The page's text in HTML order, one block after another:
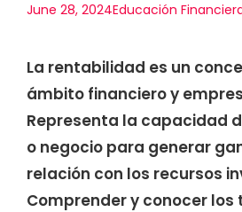
June 28, 2024Educación
La rentabilidad es un
ámbito financiero y
Representa la capacidad
o negocio para generar
relación con los recursos
Comprender y conocer los